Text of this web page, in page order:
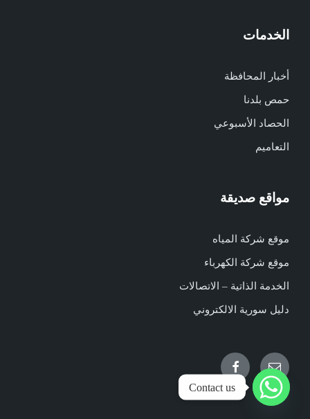
الخدمات
أخبار المحافظة
حمص بلدنا
الحصاد الأسبوعي
التعاميم
مواقع صديقة
موقع شركة المياه
موقع شركة الكهرباء
الخدمة الذاتية – الاتصالات
دليل سورية الالكتروني
Email
Facebook
Contact us